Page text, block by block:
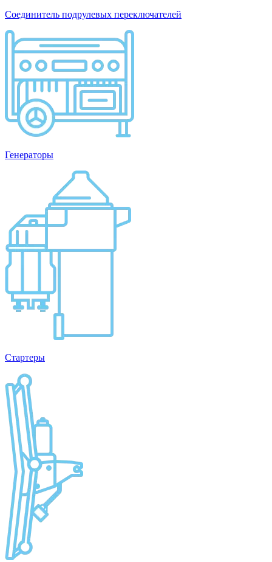
Соединитель подрулевых переключателей
Генераторы
Стартеры